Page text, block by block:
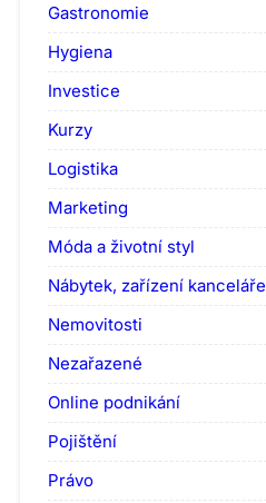
Gastronomie
Hygiena
Investice
Kurzy
Logistika
Marketing
Móda a životní styl
Nábytek, zařízení kanceláře
Nemovitosti
Nezařazené
Online podnikání
Pojištění
Právo